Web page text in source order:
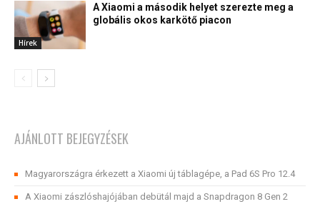
Hírek
A Xiaomi a második helyet szerezte meg a
globális okos karkötő piacon
AJÁNLOTT BEJEGYZÉSEK
Magyarországra érkezett a Xiaomi új táblagépe, a Pad 6S Pro 12.4
A Xiaomi zászlóshajójában debütál majd a Snapdragon 8 Gen 2